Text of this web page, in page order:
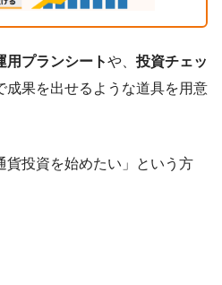
用プランシートや、 投資チェッ
成果を出せるような道具を用意
貨投資を始めたい」という方